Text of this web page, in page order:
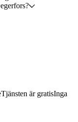
Tjänsten är gratisInga